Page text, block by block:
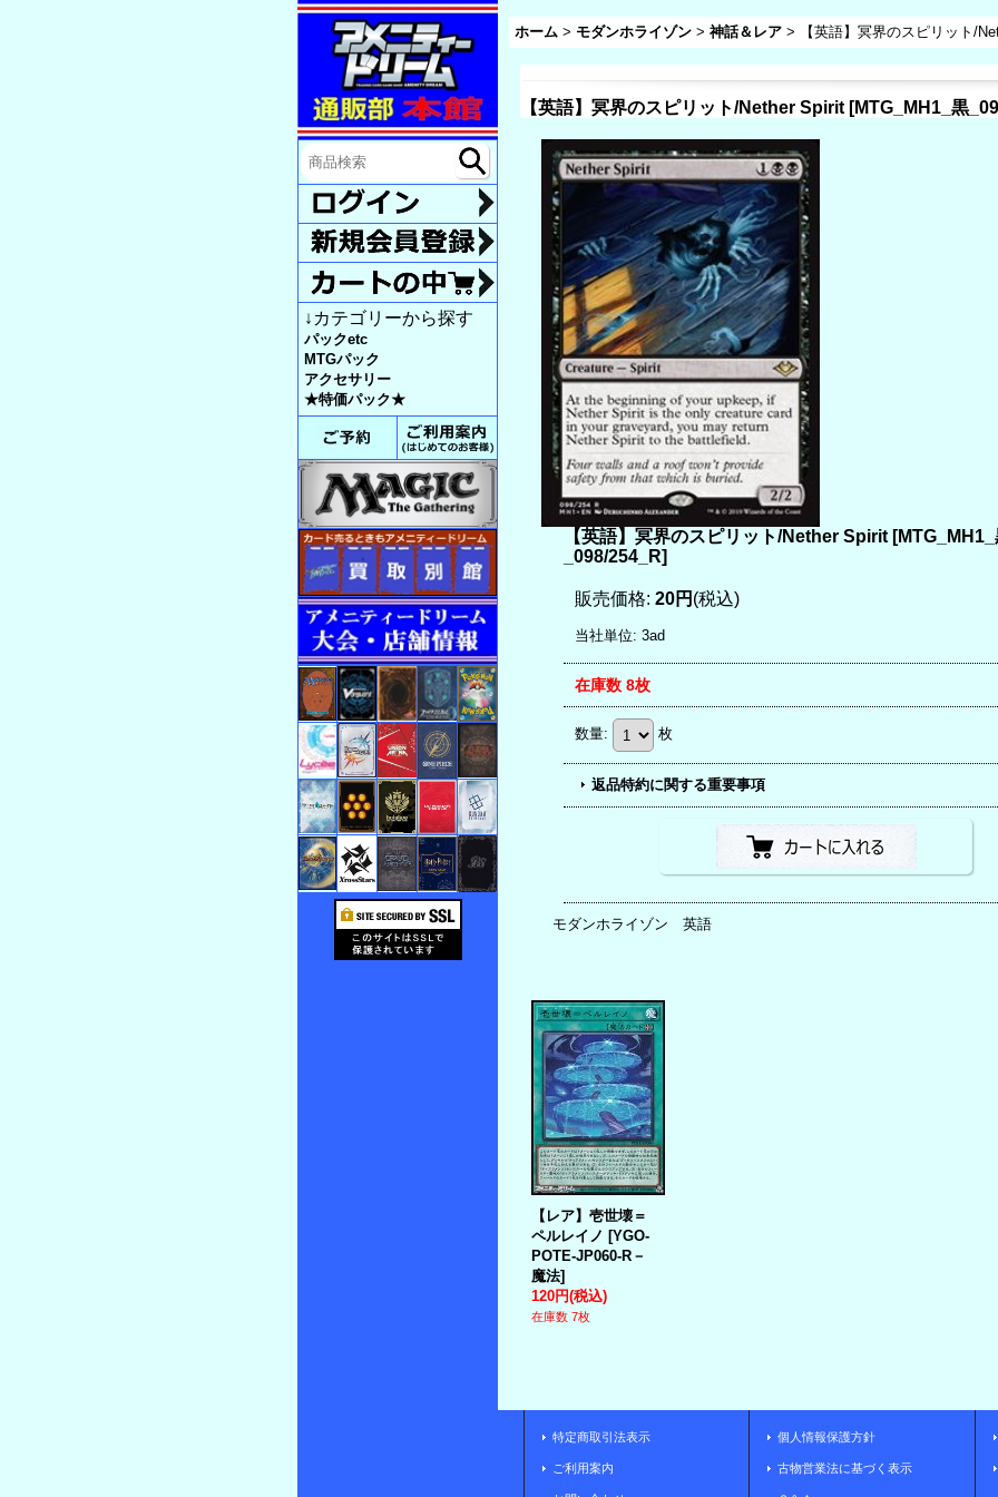
ホーム > モダンホライゾン > 神話＆レア > 【英語】冥界のスピリット/
↓カテゴリーから探す
パックetc
MTGパック
アクセサリー
★特価パック★
【英語】冥界のスピリット/Nether Spirit [MTG_MH1_黒
【英語】冥界のスピリット/Nether Spirit [MTG_MH1_
_098/254_R]
販売価格: 20円 (税込)
当社単位: 3ad
在庫数 8枚
数量: 枚
返品特約に関する重要事項
モダンホライゾン 英語
【レア】壱世壊＝
ペルレイノ [YGO-
POTE-JP060-R－
魔法]
120円(税込)
在庫数 7枚
特定商取引法表示
ご利用案内
個人情報保護方針
古物営業法に基づく表示